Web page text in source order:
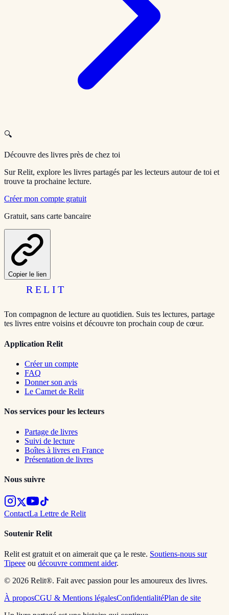
🔍
Découvre des livres près de chez toi
Sur Relit, explore les livres partagés par les lecteurs autour de toi et
trouve ta prochaine lecture.
Créer mon compte gratuit
Gratuit, sans carte bancaire
Copier le lien
RELIT
Ton compagnon de lecture au quotidien. Suis tes lectures, partage
tes livres entre voisins et découvre ton prochain coup de cœur.
Application Relit
Créer un compte
FAQ
Donner son avis
Le Carnet de Relit
Nos services pour les lecteurs
Partage de livres
Suivi de lecture
Boîtes à livres en France
Présentation de livres
Nous suivre
ContactLa Lettre de Relit
Soutenir Relit
Relit est gratuit et on aimerait que ça le reste. Soutiens-nous sur
Tipeee ou découvre comment aider.
© 2026 Relit®. Fait avec passion pour les amoureux des livres.
À proposCGU & Mentions légalesConfidentialitéPlan de site